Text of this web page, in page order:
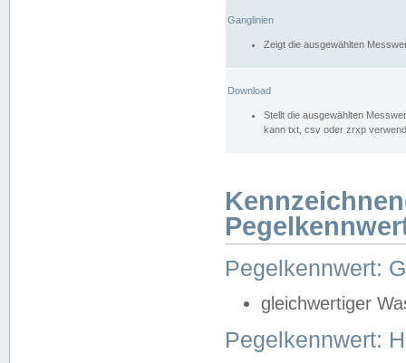
Ganglinien
Zeigt die ausgewählten
Download
Stellt die ausgewählten
kann txt, csv oder zrxp
Pegelkennwert:
gleichwertiger
Pegelkennwert: